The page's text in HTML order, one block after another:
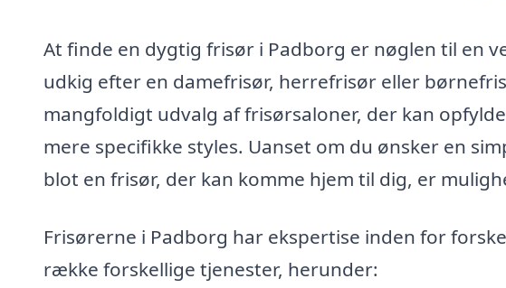
At finde en dygtig frisør i Padborg er nøglen til en
udkig efter en damefrisør, herrefrisør eller
mangfoldigt udvalg af frisørsaloner, der kan
mere specifikke styles. Uanset om du ønsker en
blot en frisør, der kan komme hjem til dig, er
Frisørerne i Padborg har ekspertise inden for
række forskellige tjenester, herunder: